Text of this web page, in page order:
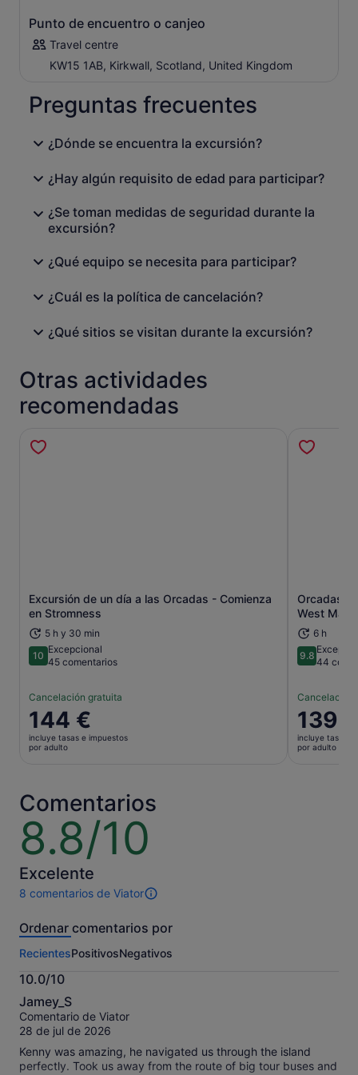
Punto de encuentro o canjeo
Travel centre
KW15 1AB, Kirkwall, Scotland, United Kingdom
Preguntas frecuentes
¿Dónde se encuentra la excursión?
¿Hay algún requisito de edad para participar?
¿Se toman medidas de seguridad durante la
excursión?
¿Qué equipo se necesita para participar?
¿Cuál es la política de cancelación?
¿Qué sitios se visitan durante la excursión?
Otras actividades
recomendadas
Excursión de un día a las Orcadas - Comienza
en Stromness
5 h y 30 min
1010 sobre 10
Excepcional
45 comentarios
Cancelación gratuita
El
precio
es
por
adulto
144 €
incluye tasas e impuestos
por adulto
Se abre en una pestaña nueva
Orcadas:
West
6 h
9.89.8 sobre
44
Cancelación
El
precio
es
139 €
incluye tasas e
por adulto
Comentarios
8.8/10
8.8
sobre
10
Excelente
8 comentarios de Viator
8 comentarios
esta
Más
información
sobre
nuestros
comentarios
contrastados.
Ordenar comentarios por
RecientesPositivosNegativos
10.0/10
10.0
sobre
10
Jamey_S
Comentario de Viator
28 de jul de 2026
Kenny was amazing, he navigated us through the island
perfectly. Took us away from the route of big tour buses and